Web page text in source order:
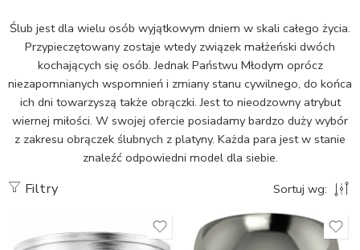
Ślub jest dla wielu osób wyjątkowym dniem w skali całego życia.
Przypieczętowany zostaje wtedy związek małżeński dwóch
kochających się osób. Jednak Państwu Młodym oprócz
niezapomnianych wspomnień i zmiany stanu cywilnego, do końca
ich dni towarzyszą także obrączki. Jest to nieodzowny atrybut
wiernej miłości. W swojej ofercie posiadamy bardzo duży wybór
z zakresu obrączek ślubnych z platyny. Każda para jest w stanie
znaleźć odpowiedni model dla siebie.
Filtry Sortuj wg: